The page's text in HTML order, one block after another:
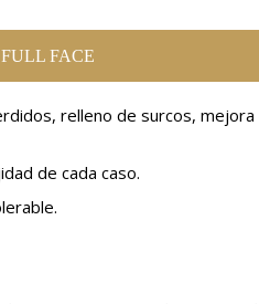
FACE
relleno de surcos, mejora
de cada caso.